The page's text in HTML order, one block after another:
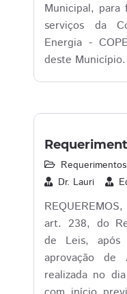
Municipal,
serviços da
Energia -
deste Município.
Requerimentos
Dr. Lauri
art. 238, do
de Leis, após
aprovação de
realizada no